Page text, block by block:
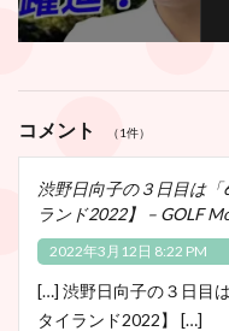
コメント （1件）
渋野日向子の３日目は
ランド2022】 – GOLF
2022年3月12日 8:22 PM
[…] 渋野日向子の３日目
タイランド2022】 […]